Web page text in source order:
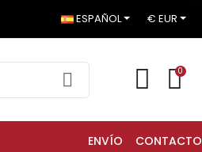
ESPAÑOL € EUR
0
ENVÍO CONTACTO